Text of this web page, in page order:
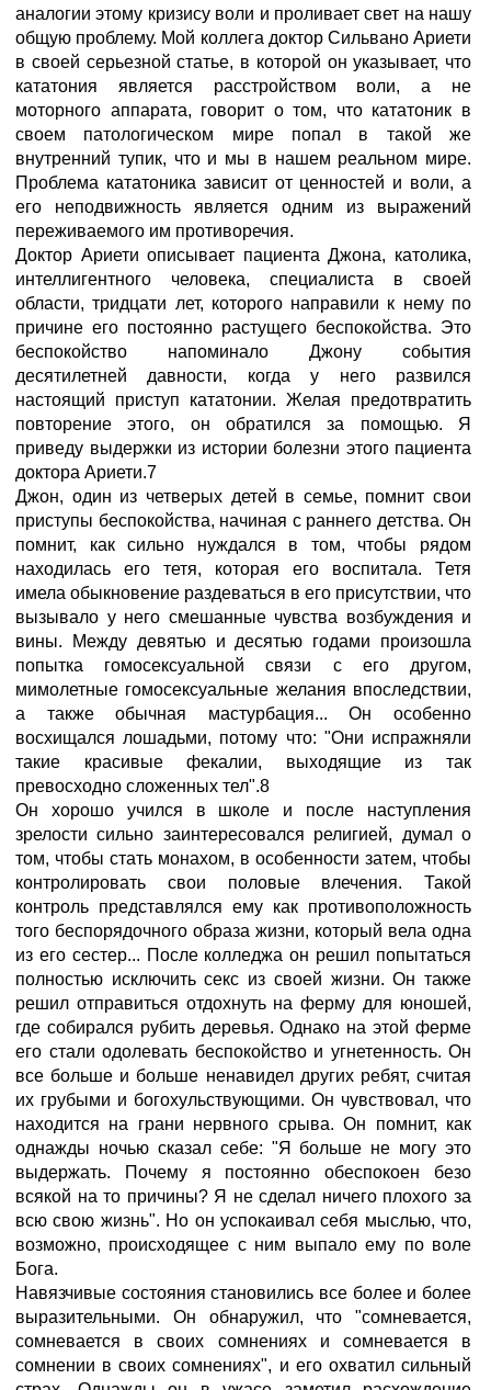
аналогии этому кризису воли и проливает свет на нашу
общую проблему. Мой коллега доктор Сильвано Ариети
в своей серьезной статье, в которой он указывает, что
кататония является расстройством воли, а не
моторного аппарата, говорит о том, что кататоник в
своем патологическом мире попал в такой же
внутренний тупик, что и мы в нашем реальном мире.
Проблема кататоника зависит от ценностей и воли, а
его неподвижность является одним из выражений
переживаемого им противоречия.
Доктор Ариети описывает пациента Джона, католика,
интеллигентного человека, специалиста в своей
области, тридцати лет, которого направили к нему по
причине его постоянно растущего беспокойства. Это
беспокойство напоминало Джону события
десятилетней давности, когда у него развился
настоящий приступ кататонии. Желая предотвратить
повторение этого, он обратился за помощью. Я
приведу выдержки из истории болезни этого пациента
доктора Ариети.7
Джон, один из четверых детей в семье, помнит свои
приступы беспокойства, начиная с раннего детства. Он
помнит, как сильно нуждался в том, чтобы рядом
находилась его тетя, которая его воспитала. Тетя
имела обыкновение раздеваться в его присутствии, что
вызывало у него смешанные чувства возбуждения и
вины. Между девятью и десятью годами произошла
попытка гомосексуальной связи с его другом,
мимолетные гомосексуальные желания впоследствии,
а также обычная мастурбация... Он особенно
восхищался лошадьми, потому что: "Они испражняли
такие красивые фекалии, выходящие из так
превосходно сложенных тел".8
Он хорошо учился в школе и после наступления
зрелости сильно заинтересовался религией, думал о
том, чтобы стать монахом, в особенности затем, чтобы
контролировать свои половые влечения. Такой
контроль представлялся ему как противоположность
того беспорядочного образа жизни, который вела одна
из его сестер... После колледжа он решил попытаться
полностью исключить секс из своей жизни. Он также
решил отправиться отдохнуть на ферму для юношей,
где собирался рубить деревья. Однако на этой ферме
его стали одолевать беспокойство и угнетенность. Он
все больше и больше ненавидел других ребят, считая
их грубыми и богохульствующими. Он чувствовал, что
находится на грани нервного срыва. Он помнит, как
однажды ночью сказал себе: "Я больше не могу это
выдержать. Почему я постоянно обеспокоен безо
всякой на то причины? Я не сделал ничего плохого за
всю свою жизнь". Но он успокаивал себя мыслью, что,
возможно, происходящее с ним выпало ему по воле
Бога.
Навязчивые состояния становились все более и более
выразительными. Он обнаружил, что "сомневается,
сомневается в своих сомнениях и сомневается в
сомнении в своих сомнениях", и его охватил сильный